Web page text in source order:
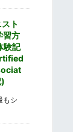
ト
習方
験記
もシ